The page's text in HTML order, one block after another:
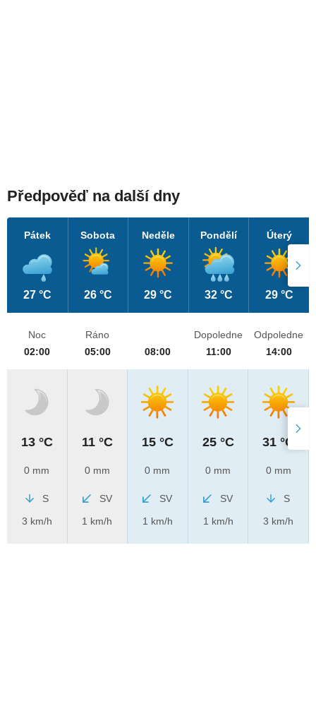
Předpověď na další dny
Pátek
27 °C
Sobota
26 °C
Neděle
29 °C
Pondělí
32 °C
Úterý
29 °C
Noc
02:00
13 °C
0 mm
S
3 km/h
Ráno
05:00
11 °C
0 mm
SV
1 km/h
08:00
15 °C
0 mm
SV
1 km/h
Dopoledne
11:00
25 °C
0 mm
SV
1 km/h
Odpoledne
14:00
31 °C
0 mm
S
3 km/h